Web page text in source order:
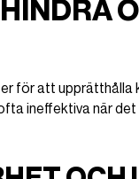
för att upprätthålla
ineffektiva när